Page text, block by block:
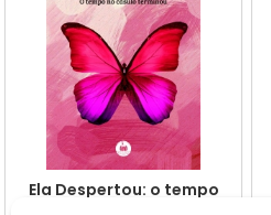
Ela Despertou: o tempo